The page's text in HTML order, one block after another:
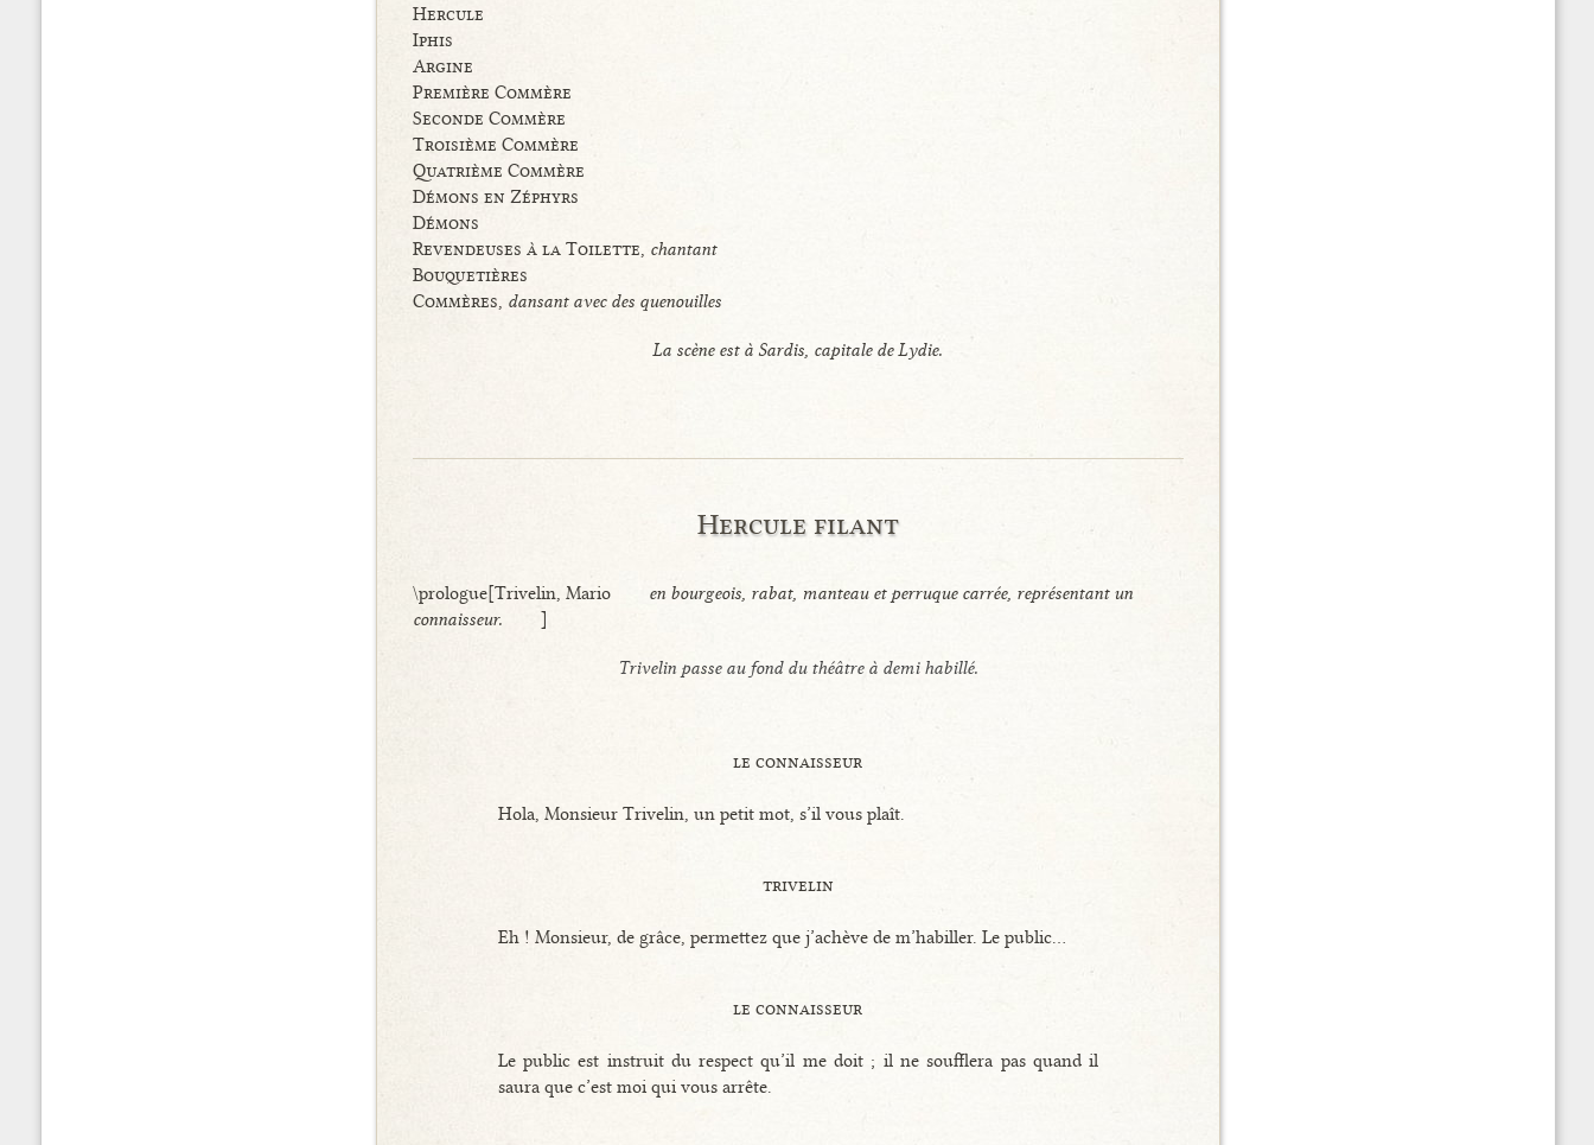
Hercule
Iphis
Argine
Première Commère
Seconde Commère
Troisième Commère
Quatrième Commère
Démons en Zéphyrs
Démons
Revendeuses à la Toilette, chantant
Bouquetières
Commères, dansant avec des quenouilles
La scène est à Sardis, capitale de Lydie.
Hercule filant
\prologue[Trivelin, Mario
en bourgeois, rabat, manteau et perruque carrée, représentant un
connaisseur.
]
Trivelin passe au fond du théâtre à demi habillé.
le connaisseur
Hola, Monsieur Trivelin, un petit mot, s’il vous plaît.
trivelin
Eh ! Monsieur, de grâce, permettez que j’achève de m’habiller. Le public...
le connaisseur
Le public est instruit du respect qu’il me doit ; il ne soufflera pas quand il
saura que c’est moi qui vous arrête.